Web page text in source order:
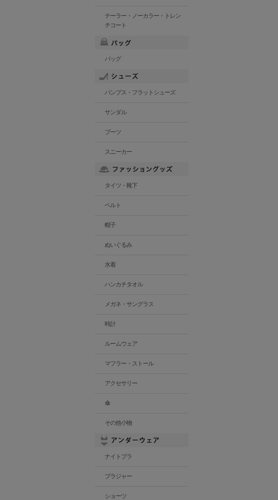
テーラー・ノーカラー・トレン
チコート
バッグ
パンプス・フラットシューズ
サンダル
ブーツ
スニーカー
タイツ・靴下
ベルト
帽子
ぬいぐるみ
水着
ハンカチタオル
メガネ・サングラス
時計
ルームウェア
マフラー・ストール
アクセサリー
傘
その他小物
ナイトブラ
ブラジャー
ショーツ